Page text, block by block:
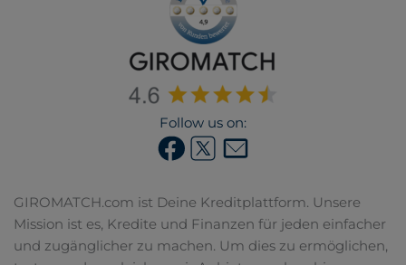
Follow us on:
GIROMATCH.com ist Deine Kreditplattform. Unsere
Mission ist es, Kredite und Finanzen für jeden einfacher
und zugänglicher zu machen. Um dies zu ermöglichen,